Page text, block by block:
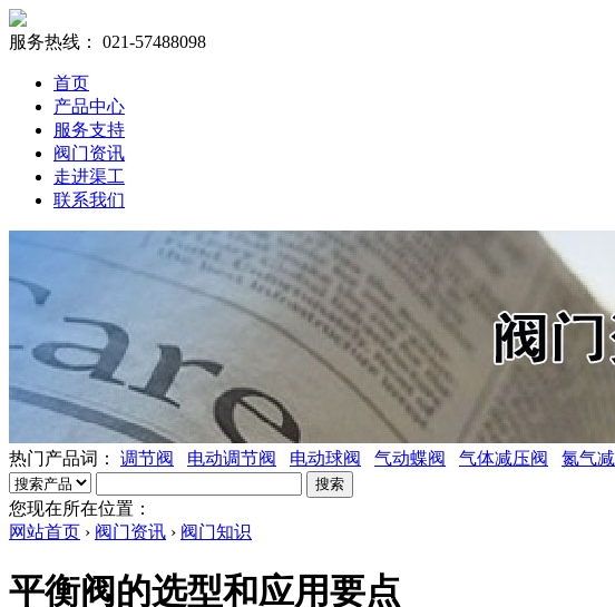
服务热线： 021-57488098
首页
产品中心
服务支持
阀门资讯
走进渠工
联系我们
热门产品词： 调节阀 电动调节阀 电动球阀 气动蝶阀 气体减压阀 氮气
搜索
您现在所在位置：
网站首页 › 阀门资讯 › 阀门知识
平衡阀的选型和应用要点